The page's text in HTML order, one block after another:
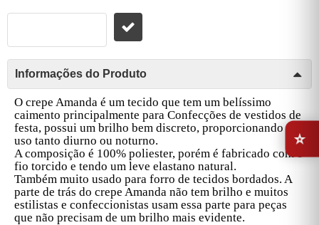
Informações do Produto
O crepe Amanda é um tecido que tem um belíssimo
caimento principalmente para Confecções de vestidos de
festa, possui um brilho bem discreto, proporcionando o
uso tanto diurno ou noturno.
A composição é 100% poliester, porém é fabricado com o
fio torcido e tendo um leve elastano natural.
Também muito usado para forro de tecidos bordados. A
parte de trás do crepe Amanda não tem brilho e muitos
estilistas e confeccionistas usam essa parte para peças
que não precisam de um brilho mais evidente.
⭐